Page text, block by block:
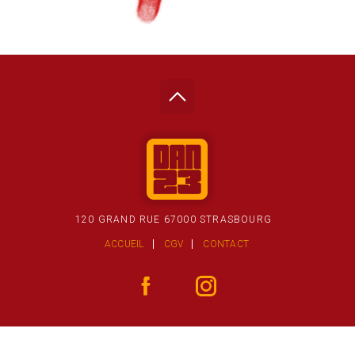
120 GRAND RUE 67000 STRASBOURG
ACCUEIL CGV CONTACT